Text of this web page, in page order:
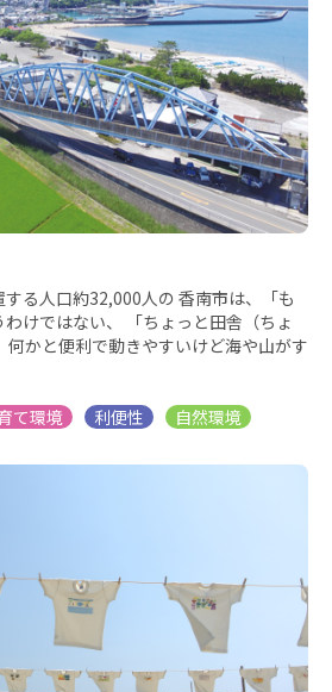
る人口約32,000人の 香南市は、「も
けではない、 「ちょっと田舎（ちょ
何かと便利で動きやすいけど海や山がす